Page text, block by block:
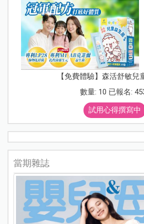
【免費體驗】森活舒敏兒
數量: 10 已報名:
試用心得撰寫中
當期雜誌